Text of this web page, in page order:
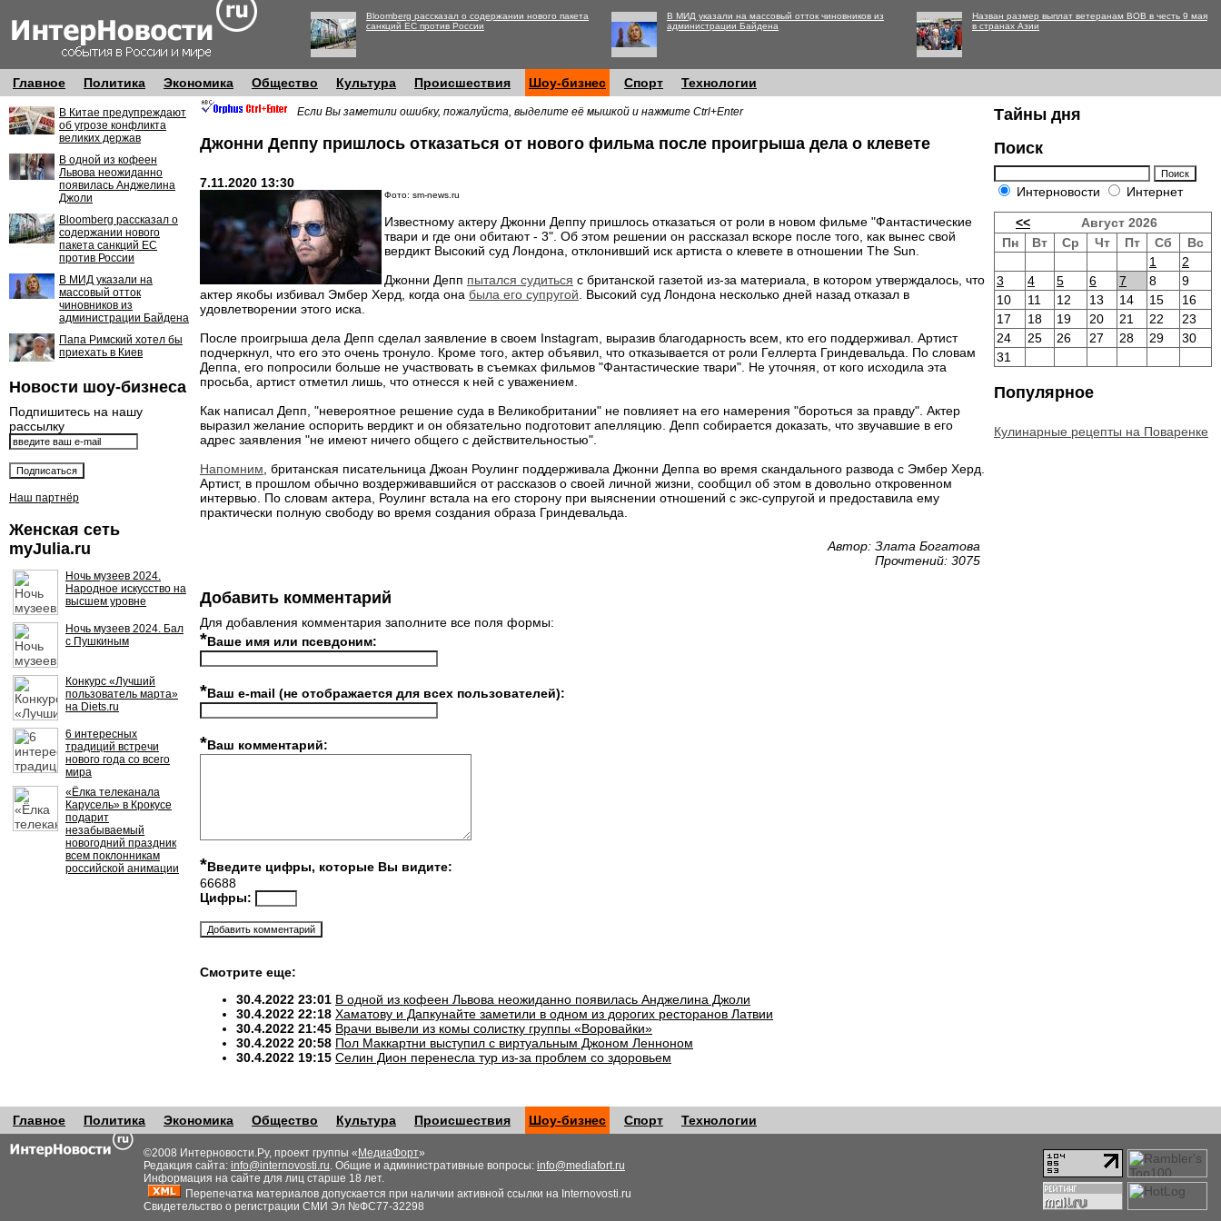
Bloomberg рассказал о содержании нового пакета
санкций ЕС против России
В МИД указали на массовый отток чиновников из
администрации Байдена
Назван размер выплат ветеранам ВОВ в честь 9 мая
в странах Азии
Главное Политика Экономика Общество Культура Происшествия Шоу-бизнес Спорт Технологии
В Китае предупреждают
об угрозе конфликта
великих держав
В одной из кофеен
Львова неожиданно
появилась Анджелина
Джоли
Bloomberg рассказал о
содержании нового
пакета санкций ЕС
против России
В МИД указали на
массовый отток
чиновников из
администрации Байдена
Папа Римский хотел бы
приехать в Киев
Новости шоу-бизнеса
Подпишитесь на нашу
рассылку
Наш партнёр
Женская сеть
myJulia.ru
Ночь музеев 2024.
Народное искусство на
высшем уровне
Ночь музеев 2024. Бал
с Пушкиным
Конкурс «Лучший
пользователь марта»
на Diets.ru
6 интересных
традиций встречи
нового года со всего
мира
«Ёлка телеканала
Карусель» в Крокусе
подарит
незабываемый
новогодний праздник
всем поклонникам
российской анимации
Если Вы заметили ошибку, пожалуйста, выделите её мышкой и нажмите Ctrl+Enter
Джонни Деппу пришлось отказаться от нового фильма после проигрыша дела о клевете
7.11.2020 13:30
Фото: sm-news.ru
Известному актеру Джонни Деппу пришлось отказаться от роли в новом фильме "Фантастические
твари и где они обитают - 3". Об этом решении он рассказал вскоре после того, как вынес свой
вердикт Высокий суд Лондона, отклонивший иск артиста о клевете в отношении The Sun.
Джонни Депп пытался судиться с британской газетой из-за материала, в котором утверждалось, что
актер якобы избивал Эмбер Херд, когда она была его супругой . Высокий суд Лондона несколько дней назад отказал в
удовлетворении этого иска.
После проигрыша дела Депп сделал заявление в своем Instagram, выразив благодарность всем, кто его поддерживал. Артист
подчеркнул, что его это очень тронуло. Кроме того, актер объявил, что отказывается от роли Геллерта Гриндевальда. По словам
Деппа, его попросили больше не участвовать в съемках фильмов "Фантастические твари". Не уточняя, от кого исходила эта
просьба, артист отметил лишь, что отнесся к ней с уважением.
Как написал Депп, "невероятное решение суда в Великобритании" не повлияет на его намерения "бороться за правду". Актер
выразил желание оспорить вердикт и он обязательно подготовит апелляцию. Депп собирается доказать, что звучавшие в его
адрес заявления "не имеют ничего общего с действительностью".
Напомним , британская писательница Джоан Роулинг поддерживала Джонни Деппа во время скандального развода с Эмбер Херд.
Артист, в прошлом обычно воздерживавшийся от рассказов о своей личной жизни, сообщил об этом в довольно откровенном
интервью. По словам актера, Роулинг встала на его сторону при выяснении отношений с экс-супругой и предоставила ему
практически полную свободу во время создания образа Гриндевальда.
Автор: Злата Богатова
Прочтений: 3075
Добавить комментарий
Для добавления комментария заполните все поля формы:
*Ваше имя или псевдоним:
*Ваш e-mail (не отображается для всех пользователей):
*Ваш комментарий:
*Введите цифры, которые Вы видите:
66688
Цифры:
Смотрите еще:
30.4.2022 23:01 В одной из кофеен Львова неожиданно появилась Анджелина Джоли
30.4.2022 22:18 Хаматову и Дапкунайте заметили в одном из дорогих ресторанов Латвии
30.4.2022 21:45 Врачи вывели из комы солистку группы «Воровайки»
30.4.2022 20:58 Пол Маккартни выступил с виртуальным Джоном Ленноном
30.4.2022 19:15 Селин Дион перенесла тур из-за проблем со здоровьем
Тайны дня
Поиск
Интерновости Интернет
<<
Август 2026
Пн
Вт Ср Чт Пт Сб
Вс
1
2
3
4 5 6 7 8
9
10
11 12 13 14 15
16
17
18 19 20 21 22
23
24
25 26 27 28 29
30
31
Популярное
Кулинарные рецепты на Поваренке
Главное Политика Экономика Общество Культура Происшествия Шоу-бизнес Спорт Технологии
©2008 Интерновости.Ру, проект группы « МедиаФорт»
Редакция сайта: info@internovosti.ru. Общие и административные вопросы: info@mediafort.ru
Информация на сайте для лиц старше 18 лет.
Перепечатка материалов допускается при наличии активной ссылки на Internovosti.ru
Свидетельство о регистрации СМИ Эл №ФС77-32298